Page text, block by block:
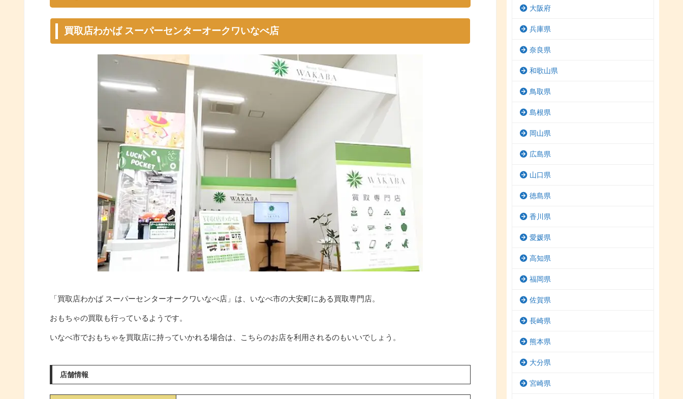
買取店わかば スーパーセンターオークワいなべ店
「買取店わかば スーパーセンターオークワいなべ店」は、いなべ市の大安町にある買取専門店。
おもちゃの買取も行っているようです。
いなべ市でおもちゃを買取店に持っていかれる場合は、こちらのお店を利用されるのもいいでしょう。
店舗情報
大阪府
兵庫県
奈良県
和歌山県
鳥取県
島根県
岡山県
広島県
山口県
徳島県
香川県
愛媛県
高知県
福岡県
佐賀県
長崎県
熊本県
大分県
宮崎県